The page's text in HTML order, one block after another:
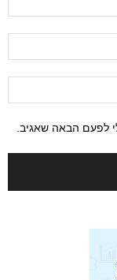
לפעם הבאה שאגיב.